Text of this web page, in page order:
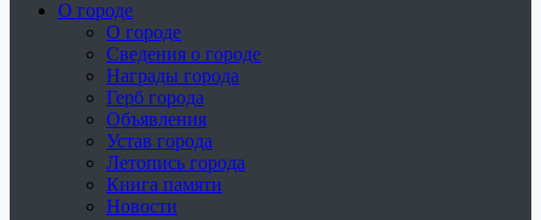
О городе
О городе
Сведения о городе
Награды города
Герб города
Объявления
Устав города
Летопись города
Книга памяти
Новости